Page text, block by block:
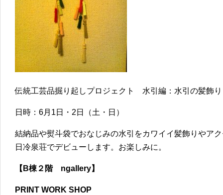
伝統工芸品掘り起しプロジェクト 水引編：水引の髪飾り
日時：6月1日・2日（土・日）
結納品や熨斗袋でおなじみの水引をカワイイ髪飾りやア
日冷泉荘でデビューします。お楽しみに。
【B棟２階 ngallery】
PRINT WORK SHOP